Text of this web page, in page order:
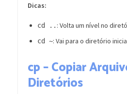
Dicas:
cd .. : Volta um nível no
cd ~: Vai para o diretório
cp – Copiar
Diretórios